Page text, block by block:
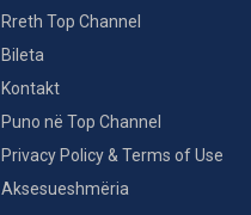
Rreth Top Channel
Bileta
Kontakt
Puno në Top Channel
Privacy Policy & Terms of Use
Aksesueshmëria